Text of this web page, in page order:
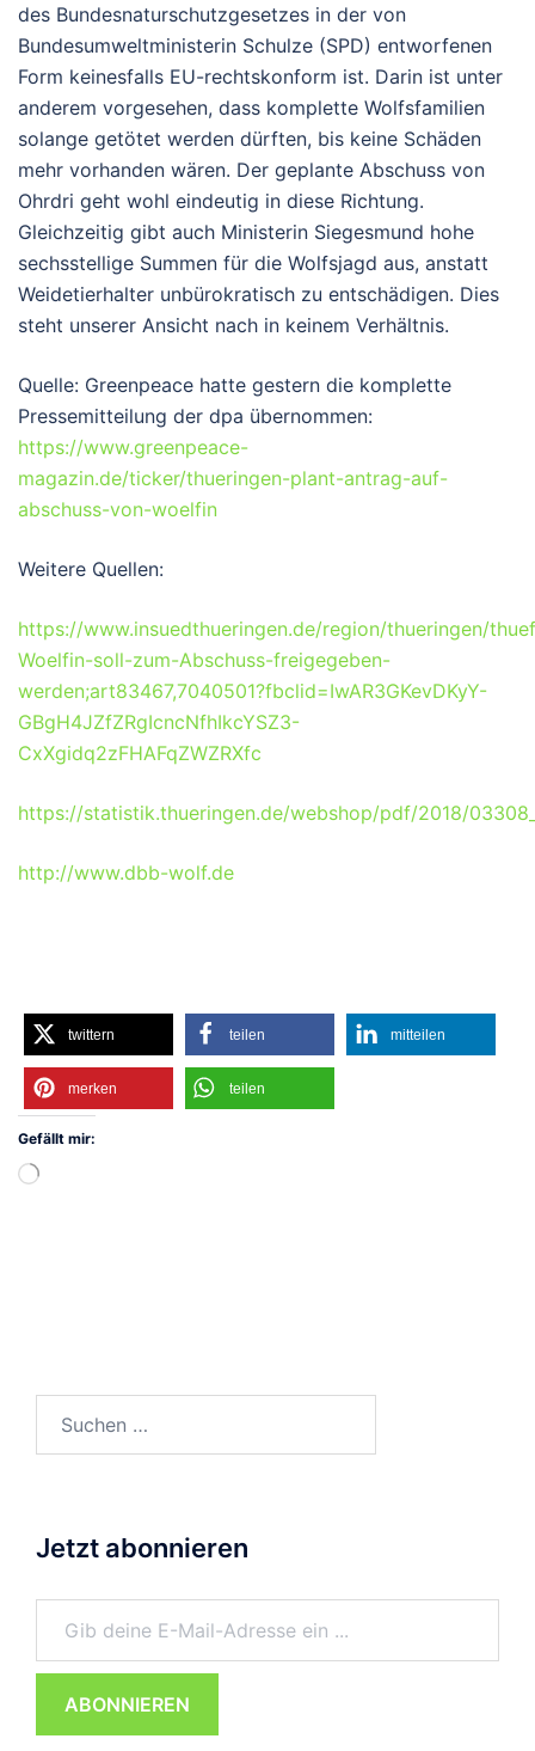
des Bundesnaturschutzgesetzes in der von
Bundesumweltministerin Schulze (SPD) entworfenen
Form keinesfalls EU-rechtskonform ist. Darin ist unter
anderem vorgesehen, dass komplette Wolfsfamilien
solange getötet werden dürften, bis keine Schäden
mehr vorhanden wären. Der geplante Abschuss von
Ohrdri geht wohl eindeutig in diese Richtung.
Gleichzeitig gibt auch Ministerin Siegesmund hohe
sechsstellige Summen für die Wolfsjagd aus, anstatt
Weidetierhalter unbürokratisch zu entschädigen. Dies
steht unserer Ansicht nach in keinem Verhältnis.
Quelle: Greenpeace hatte gestern die komplette
Pressemitteilung der dpa übernommen:
https://www.greenpeace-
magazin.de/ticker/thueringen-plant-antrag-auf-
abschuss-von-woelfin
Weitere Quellen:
https://www.insuedthueringen.de/region/thueringen/
Woelfin-soll-zum-Abschuss-freigegeben-
werden;art83467,7040501?fbclid=IwAR3GKevDKyY-
GBgH4JZfZRgIcncNfhIkcYSZ3-
CxXgidq2zFHAFqZWZRXfc
https://statistik.thueringen.de/webshop/pdf/2018/
http://www.dbb-wolf.de
twittern teilen mitteilen
merken teilen
Gefällt mir:
Wird
nach:
Jetzt abonnieren
Gib deine E-Mail-Adresse ein ...
ABONNIEREN